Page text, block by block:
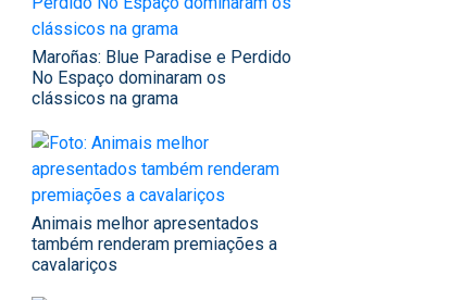
Maroñas: Blue Paradise e Perdido
No Espaço dominaram os
clássicos na grama
Animais melhor apresentados
também renderam premiações a
cavalariços